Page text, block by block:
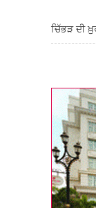
ਚਿੱਭੜ ਦੀ